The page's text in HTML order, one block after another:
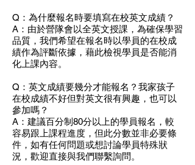
Q：為什麼報名時要填寫在校英文成績？
A：由於營隊會以全英文授課，為確保學習
品質，我們希望在報名時以學員的在校成
績作為評斷依據，藉此檢視學員是否能消
化上課內容。
Q：英文成績要幾分才能報名？我家孩子
在校成績不好但對英文很有興趣，也可以
參加嗎？
A：建議百分制80分以上的學員報名，較
容易跟上課程進度，但此分數並非必要條
件，如有任何問題或想討論學員特殊狀
況，歡迎直接與我們聯繫詢問。